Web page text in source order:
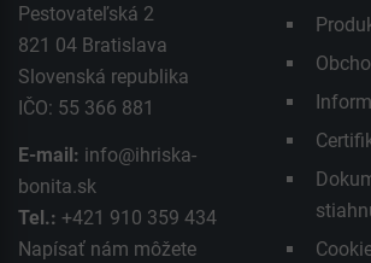
Pestovateľská 2
821 04 Bratislava
Slovenská republika
IČO: 55 366 881
E-mail: info@ihriska-
bonita.sk
Tel.: +421 910 359 434
Napísať nám môžete